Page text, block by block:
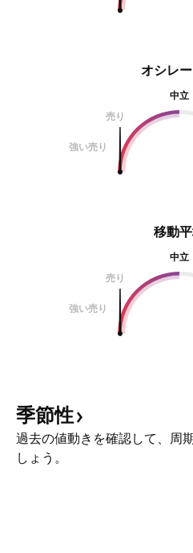
オシレ
中立
売り
強い売り
移動
中立
売り
強い売り
季節性
過去の値動きを確認して、周
しょう。